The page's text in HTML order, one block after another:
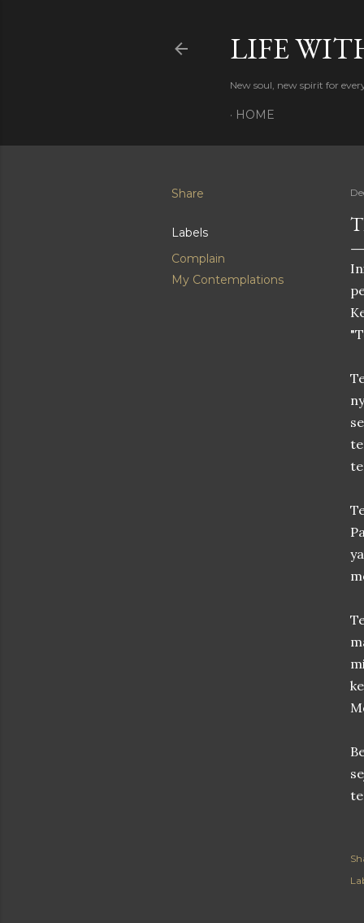
LIFE
New soul, new spirit for
HOME
Share
Labels
Complain
My Contemplations